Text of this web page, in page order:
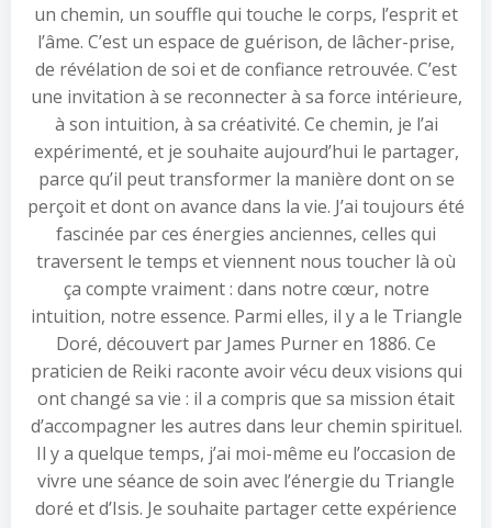
un chemin, un souffle qui touche le corps, l’esprit et
l’âme. C’est un espace de guérison, de lâcher-prise,
de révélation de soi et de confiance retrouvée. C’est
une invitation à se reconnecter à sa force intérieure,
à son intuition, à sa créativité. Ce chemin, je l’ai
expérimenté, et je souhaite aujourd’hui le partager,
parce qu’il peut transformer la manière dont on se
perçoit et dont on avance dans la vie. J’ai toujours été
fascinée par ces énergies anciennes, celles qui
traversent le temps et viennent nous toucher là où
ça compte vraiment : dans notre cœur, notre
intuition, notre essence. Parmi elles, il y a le Triangle
Doré, découvert par James Purner en 1886. Ce
praticien de Reiki raconte avoir vécu deux visions qui
ont changé sa vie : il a compris que sa mission était
d’accompagner les autres dans leur chemin spirituel.
Il y a quelque temps, j’ai moi-même eu l’occasion de
vivre une séance de soin avec l’énergie du Triangle
doré et d’Isis. Je souhaite partager cette expérience